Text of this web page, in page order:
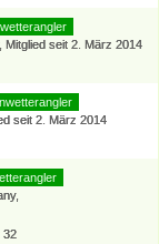
Mitglied seit 2. März 2014
seit 2. März 2014
32